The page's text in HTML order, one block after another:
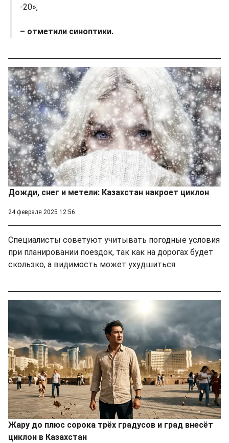
-20»,
– отметили синоптики.
Дожди, снег и метели: Казахстан накроет циклон
24 февраля 2025 12:56
Cпециалисты советуют учитывать погодные условия
при планировании поездок, так как на дорогах будет
скользко, а видимость может ухудшиться.
Жару до плюс сорока трёх градусов и град внесёт
циклон в Казахстан